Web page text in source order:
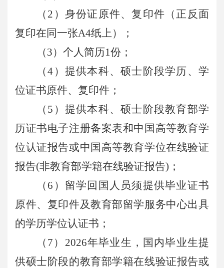
（2）身份证原件、复印件（正反面
复印在同一张A4纸上）；
（3）个人简历1份；
（4）提供本科、硕士阶段学历、学
位证书原件、复印件；
（5）提供本科、硕士阶段教育部学
历证书电子注册备案表和中国高等教育学
位认证报告或中国高等教育学位在线验证
报告(非教育部学籍在线验证报告)；
（6）留学回国人员须提供毕业证书
原件、复印件及教育部留学服务中心出具
的学历学位认证书；
（7）2026年毕业生，国内毕业生提
供硕士阶段的教育部学籍在线验证报告或